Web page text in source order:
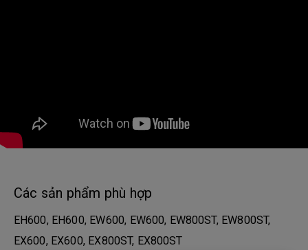
Các sản phẩm phù hợp
EH600, EH600, EW600, EW600, EW800ST, EW800ST,
EX600, EX600, EX800ST, EX800ST